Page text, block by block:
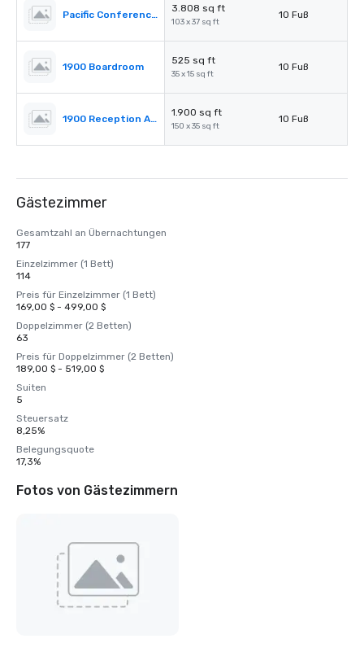
Pacific Conference Room
3.808 sq ft
103 x 37 sq ft
10 Fuß
1900 Boardroom
525 sq ft
35 x 15 sq ft
10 Fuß
1900 Reception Area
1.900 sq ft
150 x 35 sq ft
10 Fuß
Gästezimmer
Gesamtzahl an Übernachtungen
177
Einzelzimmer (1 Bett)
114
Preis für Einzelzimmer (1 Bett)
169,00 $ - 499,00 $
Doppelzimmer (2 Betten)
63
Preis für Doppelzimmer (2 Betten)
189,00 $ - 519,00 $
Suiten
5
Steuersatz
8,25%
Belegungsquote
17,3%
Fotos von Gästezimmern